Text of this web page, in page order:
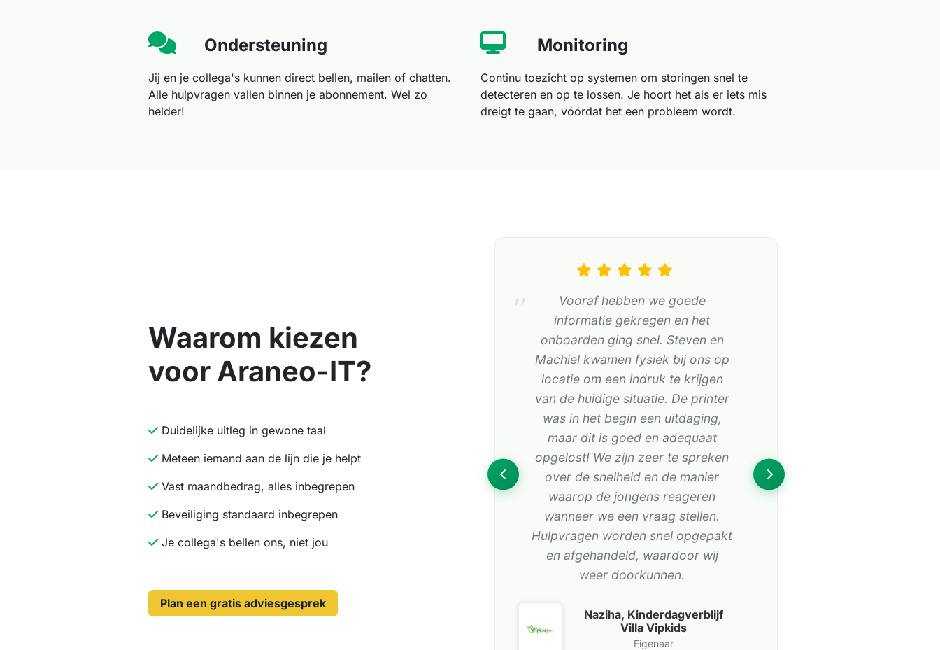
Ondersteuning
Jij en je collega's kunnen direct bellen, mailen of chatten.
Alle hulpvragen vallen binnen je abonnement. Wel zo
helder!
Monitoring
Continu toezicht op systemen om storingen snel te
detecteren en op te lossen. Je hoort het als er iets mis
dreigt te gaan, vóórdat het een probleem wordt.
Waarom kiezen
voor Araneo-IT?
Duidelijke uitleg in gewone taal
Meteen iemand aan de lijn die je helpt
Vast maandbedrag, alles inbegrepen
Beveiliging standaard inbegrepen
Je collega's bellen ons, niet jou
Plan een gratis adviesgesprek
Vooraf hebben we goede
informatie gekregen en het
onboarden ging snel. Steven en
Machiel kwamen fysiek bij ons op
locatie om een indruk te krijgen
van de huidige situatie. De printer
was in het begin een uitdaging,
maar dit is goed en adequaat
opgelost! We zijn zeer te spreken
over de snelheid en de manier
waarop de jongens reageren
wanneer we een vraag stellen.
Hulpvragen worden snel opgepakt
en afgehandeld, waardoor wij
weer doorkunnen.
Naziha, Kinderdagverblijf
Villa Vipkids
Eigenaar